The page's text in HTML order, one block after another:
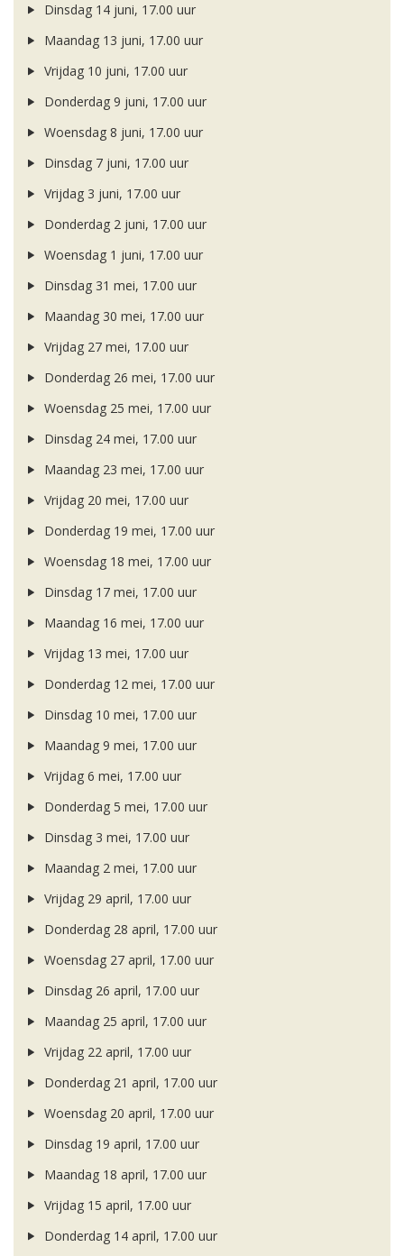
Dinsdag 14 juni, 17.00 uur
Maandag 13 juni, 17.00 uur
Vrijdag 10 juni, 17.00 uur
Donderdag 9 juni, 17.00 uur
Woensdag 8 juni, 17.00 uur
Dinsdag 7 juni, 17.00 uur
Vrijdag 3 juni, 17.00 uur
Donderdag 2 juni, 17.00 uur
Woensdag 1 juni, 17.00 uur
Dinsdag 31 mei, 17.00 uur
Maandag 30 mei, 17.00 uur
Vrijdag 27 mei, 17.00 uur
Donderdag 26 mei, 17.00 uur
Woensdag 25 mei, 17.00 uur
Dinsdag 24 mei, 17.00 uur
Maandag 23 mei, 17.00 uur
Vrijdag 20 mei, 17.00 uur
Donderdag 19 mei, 17.00 uur
Woensdag 18 mei, 17.00 uur
Dinsdag 17 mei, 17.00 uur
Maandag 16 mei, 17.00 uur
Vrijdag 13 mei, 17.00 uur
Donderdag 12 mei, 17.00 uur
Dinsdag 10 mei, 17.00 uur
Maandag 9 mei, 17.00 uur
Vrijdag 6 mei, 17.00 uur
Donderdag 5 mei, 17.00 uur
Dinsdag 3 mei, 17.00 uur
Maandag 2 mei, 17.00 uur
Vrijdag 29 april, 17.00 uur
Donderdag 28 april, 17.00 uur
Woensdag 27 april, 17.00 uur
Dinsdag 26 april, 17.00 uur
Maandag 25 april, 17.00 uur
Vrijdag 22 april, 17.00 uur
Donderdag 21 april, 17.00 uur
Woensdag 20 april, 17.00 uur
Dinsdag 19 april, 17.00 uur
Maandag 18 april, 17.00 uur
Vrijdag 15 april, 17.00 uur
Donderdag 14 april, 17.00 uur